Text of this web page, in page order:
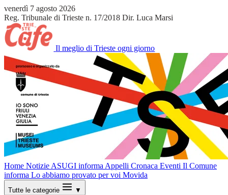
venerdì 7 agosto 2026
Reg. Tribunale di Trieste n. 17/2018 Dir. Luca Marsi
Il meglio di Trieste ogni giorno
Home Notizie ASUGI informa Appelli Cronaca Eventi Il Comune
informa Lo abbiamo provato per voi Movida
Tutte le categorie ▼